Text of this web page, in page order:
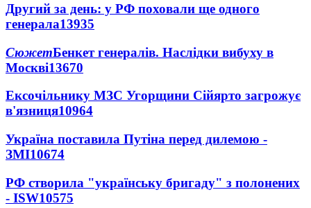
Другий за день: у РФ поховали ще одного
генерала13935
СюжетБенкет генералів. Наслідки вибуху в
Москві13670
Ексочільнику МЗС Угорщини Сійярто загрожує
в'язниця10964
Україна поставила Путіна перед дилемою -
ЗМІ10674
РФ створила "українську бригаду" з полонених
- ISW10575